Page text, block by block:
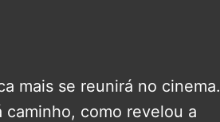
mais se reunirá no cinema.
como revelou a